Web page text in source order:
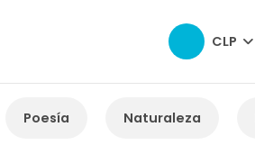
CLP
Poesía Naturaleza